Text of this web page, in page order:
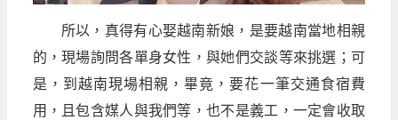
所以，真得有心娶越南新娘，是要越南當地相親
的，現場詢問各單身女性，與她們交談等來挑選；可
是，到越南現場相親，畢竟，要花一筆交通食宿費
用，且包含媒人與我們等，也不是義工，一定會收取